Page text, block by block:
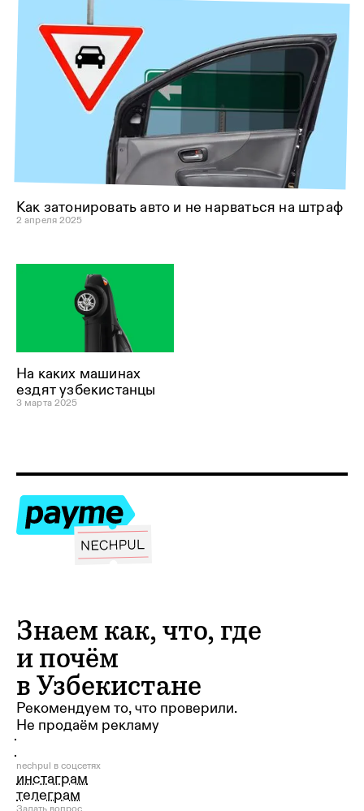
Как затонировать авто и не нарваться на штраф
2 апреля 2025
На каких машинах
ездят узбекистанцы
3 марта 2025
Знаем как, что, где
и почём
в Узбекистане
Рекомендуем то, что проверили.
Не продаём рекламу
nechpul в соцсетях
инстаграм
телеграм
Задать вопрос
Всё
Мошенники
Кошелёк
Покупки